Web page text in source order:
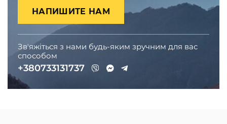
НАПИШИТЕ НАМ
Звʼяжіться з нами будь-яким зручним для вас
способом
+380733131737